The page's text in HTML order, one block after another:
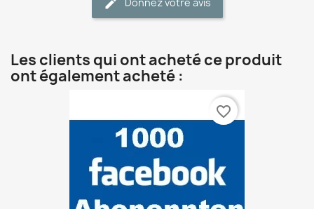
Les clients qui ont acheté ce produit
ont également acheté :
favorite_border